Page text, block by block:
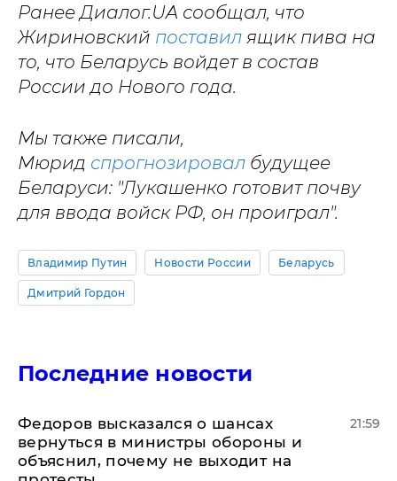
Ранее Диалог.UA сообщал, что
Жириновский поставил ящик пива на
то, что Беларусь войдет в состав
России до Нового года.
Мы также писали,
Мюрид спрогнозировал будущее
Беларуси: "Лукашенко готовит почву
для ввода войск РФ, он проиграл".
Владимир Путин Новости России Беларусь
Дмитрий Гордон
Последние новости
Федоров высказался о шансах
вернуться в министры обороны и
объяснил, почему не выходит на
21:59